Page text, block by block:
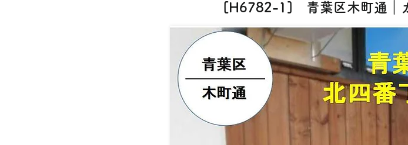
[H6782-1] 青葉区木町通｜